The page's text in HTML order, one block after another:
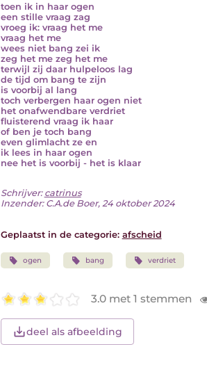
toen ik in haar ogen
een stille vraag zag
vroeg ik: vraag het me
vraag het me
wees niet bang zei ik
zeg het me zeg het me
terwijl zij daar hulpeloos lag
de tijd om bang te zijn
is voorbij al lang
toch verbergen haar ogen niet
het onafwendbare verdriet
fluisterend vraag ik haar
of ben je toch bang
even glimlacht ze en
ik lees in haar ogen
nee het is voorbij - het is klaar
Schrijver: catrinus
Inzender: C.A.de Boer, 24 oktober 2024
Geplaatst in de categorie: afscheid
ogen bang verdriet
3.0 met 1 stemmen
deel als afbeelding